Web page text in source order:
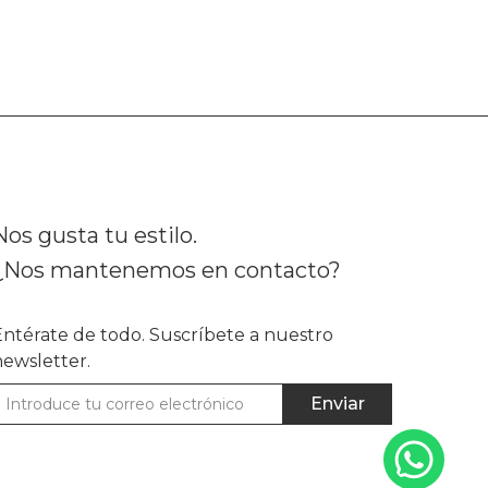
gusta tu estilo.
mantenemos en contacto?
de todo. Suscríbete a nuestro
Enviar